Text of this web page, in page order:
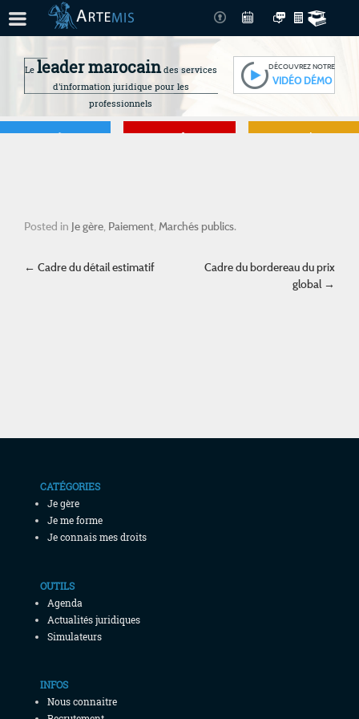
Le leader marocaindes services
d'information juridique pour les
professionnels
DÉCOUVREZ NOTRE
VIDÉO DÉMO
Je gère Je me forme
Je connais mes
Posted in Je gère Paiement Marchés publics.
Post navigation
← Cadre du détail estimatif
Cadre du bordereau du prix
global →
CATÉGORIES
Je gère
Je me forme
Je connais mes droits
OUTILS
Agenda
Actualités juridiques
Simulateurs
INFOS
Nous connaitre